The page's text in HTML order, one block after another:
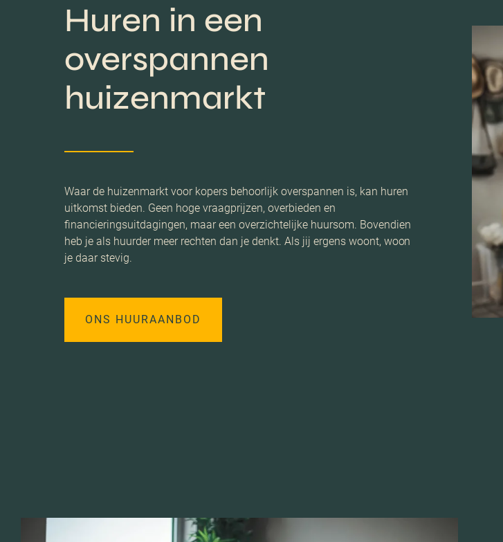
Huren in een
overspannen
huizenmarkt
Waar de huizenmarkt voor kopers behoorlijk overspannen is, kan huren
uitkomst bieden. Geen hoge vraagprijzen, overbieden en
financieringsuitdagingen, maar een overzichtelijke huursom. Bovendien
heb je als huurder meer rechten dan je denkt. Als jij ergens woont, woon
je daar stevig.
ONS HUURAANBOD